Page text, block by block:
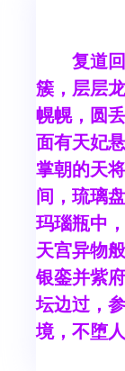
复道
簇，层层
幌幌，圆
面有天妃
掌朝的天
间，琉璃
玛瑙瓶中
天宫异物
银銮并紫
坛边过，
境，不堕